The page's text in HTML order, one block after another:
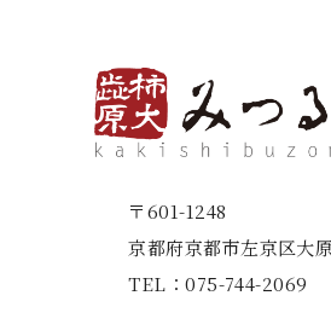
〒601-1248
京都府京都市左京区大
TEL：075-744-2069